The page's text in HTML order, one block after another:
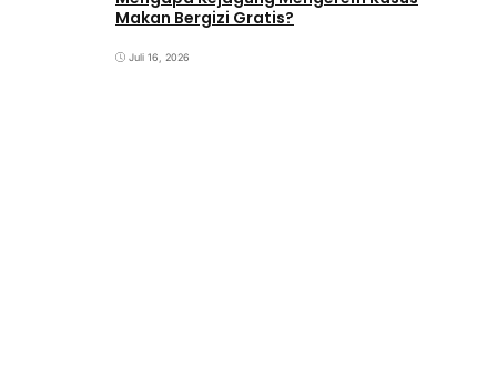
Makan Bergizi Gratis?
Juli 16, 2026